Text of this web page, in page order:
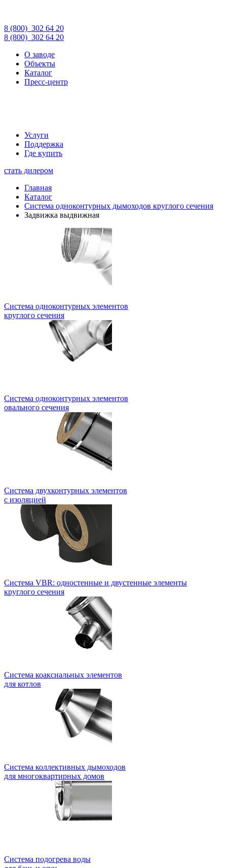
8 (800) 302 64 20
8 (800) 302 64 20
О заводе
Объекты
Каталог
Пресс-центр
Услуги
Поддержка
Где купить
стать дилером
Главная
Каталог
Система одноконтурных дымоходов круглого сечения
Задвижка выдвижная
Система одноконтурных элементов
круглого сечения
Система одноконтурных элементов
овального сечения
Система двухконтурных элементов
с изоляцией
Система VBR: одностенные и двустенные элементы
круглого сечения
Система коаксиальных элементов
для котлов
Система коллективных дымоходов
для многоквартирных домов
Система подогрева воды